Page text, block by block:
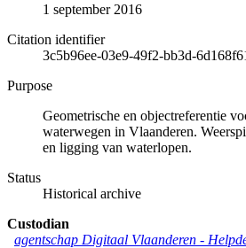
1 september 2016
Citation identifier
3c5b96ee-03e9-49f2-bb3d-
Purpose
Geometrische en objectreferentie
waterwegen in Vlaanderen.
en ligging van waterlopen.
Status
Historical archive
Custodian
agentschap Digitaal Vlaanderen -